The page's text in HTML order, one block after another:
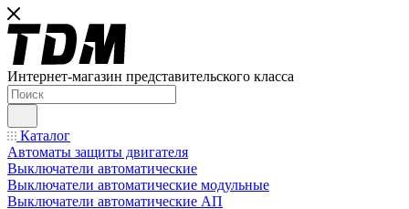
Интернет-магазин представительского класса
Каталог
Автоматы защиты двигателя
Выключатели автоматические
Выключатели автоматические модульные
Выключатели автоматические АП